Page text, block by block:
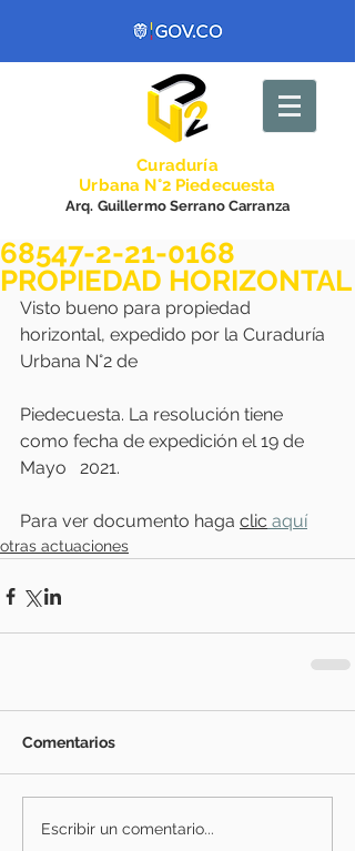
Curaduría
Urbana N°2 Piedecuesta
Arq. Guillermo Serrano Carranza
68547-2-21-0168
PROPIEDAD HORIZONTAL
Visto bueno para propiedad
horizontal, expedido por la Curaduría
Urbana N°2 de
Piedecuesta. La resolución tiene
como fecha de expedición el 19 de
Mayo   2021.
Para ver documento haga clic aquí
otras actuaciones
Comentarios
Escribir un comentario...